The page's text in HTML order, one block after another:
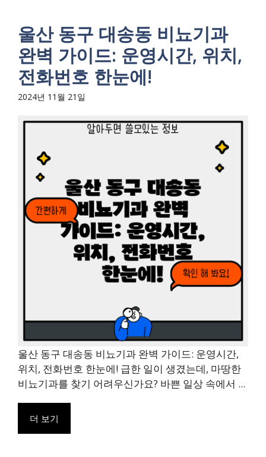
울산 동구 대송동 비뇨기과
완벽 가이드: 운영시간, 위치,
전화번호 한눈에!
2024년 11월 21일
울산 동구 대송동 비뇨기과 완벽 가이드: 운영시간,
위치, 전화번호 한눈에! 급한 일이 생겼는데, 마땅한
비뇨기과를 찾기 어려우신가요? 바쁜 일상 속에서 ...
더 보기